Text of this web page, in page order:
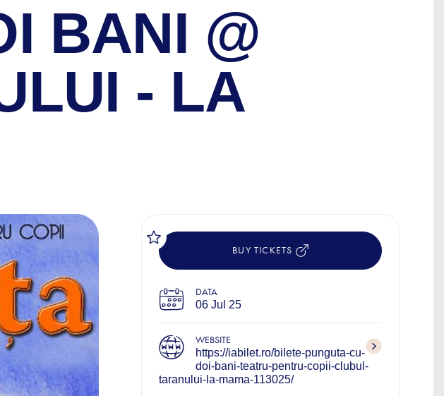
BANI @
- LA
BUY TICKETS
DATA
06 Jul 25
WEBSITE
https://iabilet.ro/bilete-punguta-cu-
doi-bani-teatru-pentru-copii-clubul-
taranului-la-mama-113025/